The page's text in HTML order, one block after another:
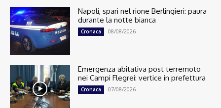
Napoli, spari nel rione Berlingieri: paura
durante la notte bianca
Cronaca 08/08/2026
Emergenza abitativa post terremoto
nei Campi Flegrei: vertice in prefettura
Cronaca 07/08/2026